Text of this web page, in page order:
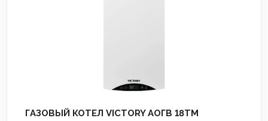
ГАЗОВЫЙ КОТЕЛ VICTORY АОГВ 18TМ